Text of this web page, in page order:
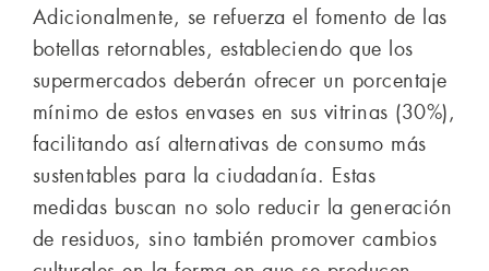
Adicionalmente, se refuerza el fomento de las
botellas retornables, estableciendo que los
supermercados deberán ofrecer un porcentaje
mínimo de estos envases en sus vitrinas (30%),
facilitando así alternativas de consumo más
sustentables para la ciudadanía. Estas
medidas buscan no solo reducir la generación
de residuos, sino también promover cambios